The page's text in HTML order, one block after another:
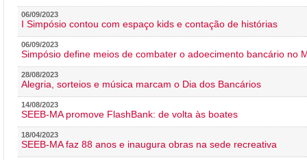
06/09/2023
I Simpósio contou com espaço kids e contação de histórias
06/09/2023
Simpósio define meios de combater o adoecimento bancário no
28/08/2023
Alegria, sorteios e música marcam o Dia dos Bancários
14/08/2023
SEEB-MA promove FlashBank: de volta às boates
18/04/2023
SEEB-MA faz 88 anos e inaugura obras na sede recreativa